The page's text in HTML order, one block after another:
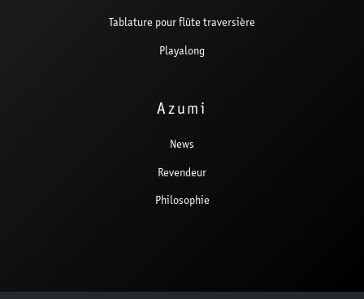
Tablature pour flûte traversière
Playalong
Azumi
News
Revendeur
Philosophie